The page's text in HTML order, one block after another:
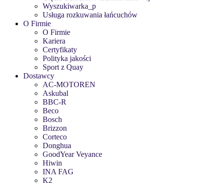
Wyszukiwarka_p
Usługa rozkuwania łańcuchów
O Firmie
O Firmie
Kariera
Certyfikaty
Polityka jakości
Sport z Quay
Dostawcy
AC-MOTOREN
Askubal
BBC-R
Beco
Bosch
Brizzon
Corteco
Donghua
GoodYear Veyance
Hiwin
INA FAG
K2